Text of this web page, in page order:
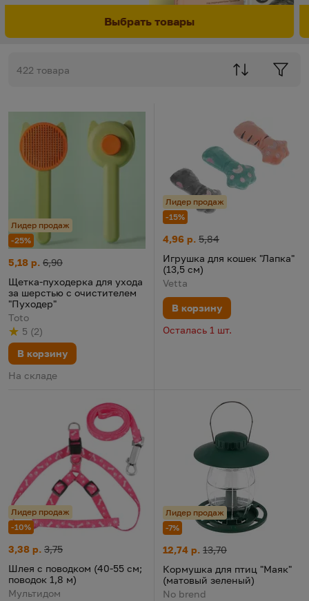
Выбрать товары
422 товара
Лидер продаж
-25%
Щетка-пуходерка для ухода за шерстью с очистителем
Цена:
5,18 р.
Старая цена:
6,90
Щетка-пуходерка для ухода
за шерстью с очистителем
"Пуходер"
Toto
Рейтинг
5
из 5 (
по результату
2
голосов)
В корзину
На складе
Лидер продаж
-15%
Игрушка для кошек "Лапка"
Цена:
4,96 р.
Старая цена:
5,84
Игрушка для кошек "Лапка"
(13,5 см)
Vetta
В корзину
Осталась 1 шт.
Лидер продаж
-10%
Шлея с поводком (40-55 см; поводок 1,8 м)
Цена:
3,38 р.
Старая цена:
3,75
Шлея с поводком (40-55 см;
поводок 1,8 м)
Мультидом
Лидер продаж
-7%
Кормушка для птиц "Маяк"
Цена:
12,74 р.
Старая цена:
13,70
Кормушка для птиц "Маяк"
(матовый зеленый)
No brend